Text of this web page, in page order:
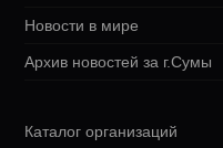
Новости в мире
Архив новостей за г.Сумы
Каталог организаций